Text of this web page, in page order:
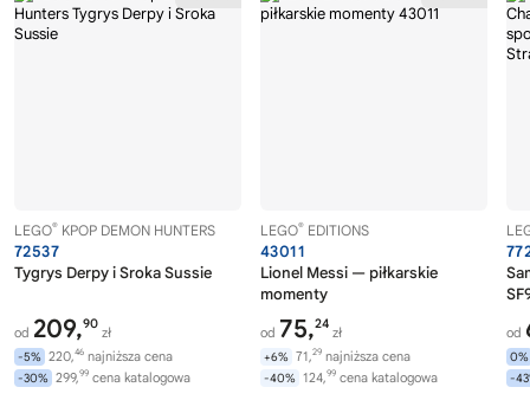
LEGO® KPOP DEMON HUNTERS
72537
Tygrys Derpy i Sroka Sussie
od 209,90
zł
-5% 220,46 najniższa cena
-30% 299,99 cena katalogowa
LEGO® EDITIONS
43011
Lionel Messi — piłkarskie
momenty
od 75,24
zł
+6% 71,29 najniższa cena
-40% 124,99 cena katalogowa
od
0%
-